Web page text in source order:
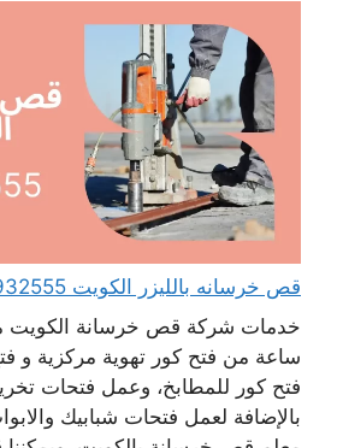
قص خرسانه بالليزر الكويت 65932555 فتح كور تكييف
ساعة من فتح كور تهوية مركزية و
فتح كور للمطابخ، وعمل فتحات
بالإضافة لعمل فتحات شبابيك